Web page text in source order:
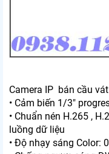
Camera IP bán cầu
• Cảm biến 1/3"
• Chuẩn nén H.265 ,
luồng dữ liệu
• Độ nhạy sáng Color: